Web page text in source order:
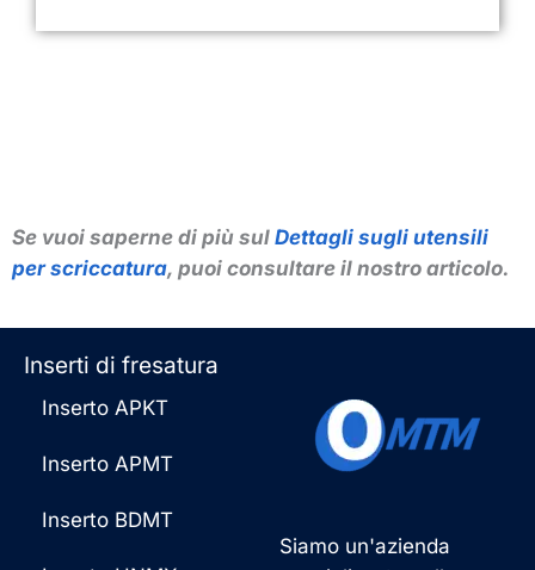
Se vuoi saperne di più sul Dettagli sugli utensili
per scriccatura, puoi consultare il nostro articolo.
Siamo un'azienda
Inserti di fresatura
Inserto APKT
Inserto APMT
Inserto BDMT